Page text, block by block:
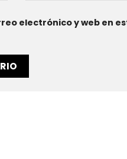
electrónico y web en